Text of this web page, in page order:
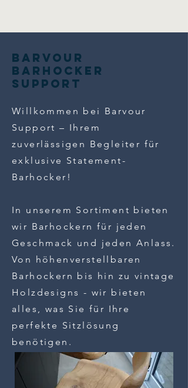
Barvour
Barhocker
Support
Willkommen bei Barvour
Support – Ihrem
zuverlässigen Begleiter für
exklusive Statement-
Barhocker!
In unserem Sortiment bieten
wir Barhockern für jeden
Geschmack und jeden Anlass.
Von höhenverstellbaren
Barhockern bis hin zu vintage
Holzdesigns - wir bieten
alles, was Sie für Ihre
perfekte Sitzlösung
benötigen.